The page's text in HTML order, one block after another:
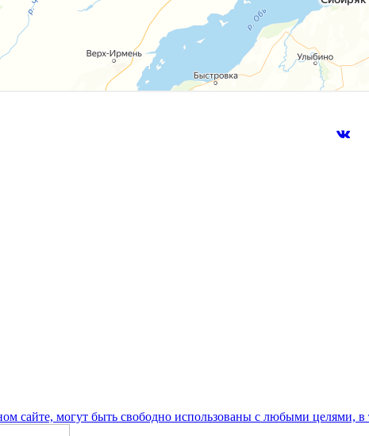
сайте, могут быть свободно использованы с любыми целями,